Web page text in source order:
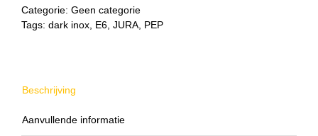
Categorie: Geen categorie
Tags: dark inox E6 JURA PEP
Beschrijving
Aanvullende informatie